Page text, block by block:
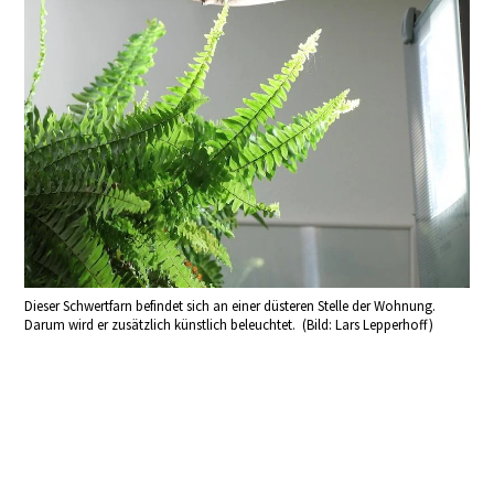
Dieser Schwertfarn befindet sich an einer düsteren Stelle der Wohnung.
Darum wird er zusätzlich künstlich beleuchtet. (Bild: Lars Lepperhoff)